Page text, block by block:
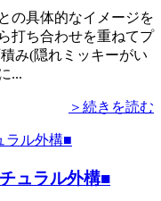
の具体的なイメージを
打ち合わせを重ねてプ
み(隠れミッキーがい
...
＞続きを読む
ュラル外構■